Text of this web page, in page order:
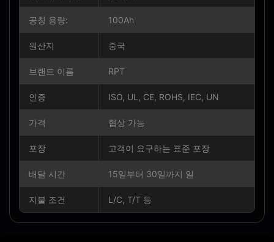
공칭 용량: 100Ah
원산지 중국
브랜드 이름 RPT
인증 ISO, UL, CE, ROHS, IEC, UN
가격 협상 가능
포장 고객이 요구하는 표준 포장
배달 시간 15일부터 30일까지 일
지불 조건 L/C, T/T 등